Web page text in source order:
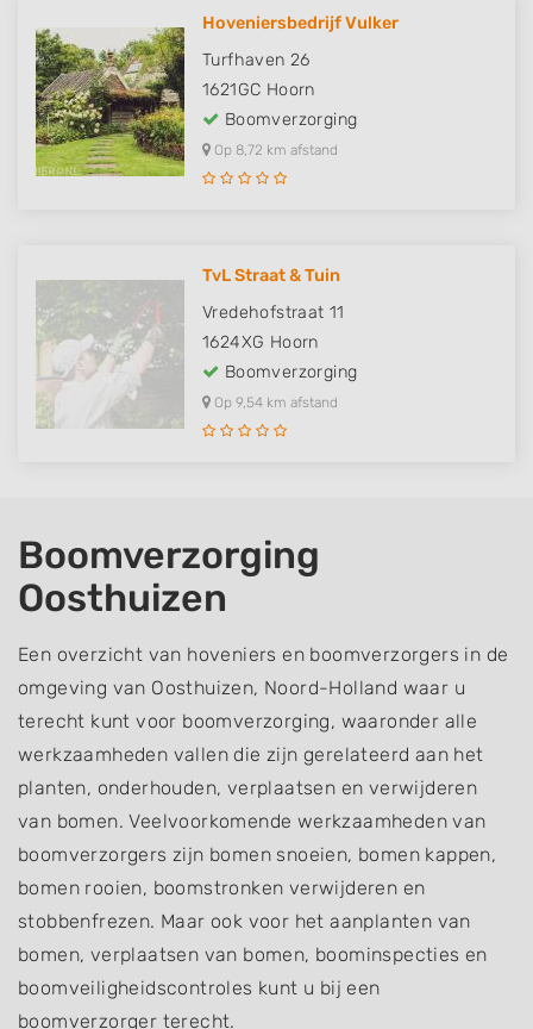
Hoveniersbedrijf Vulker
Turfhaven 26
1621GC Hoorn
Boomverzorging
Op 8,72 km afstand
TvL Straat & Tuin
Vredehofstraat 11
1624XG Hoorn
Boomverzorging
Op 9,54 km afstand
Boomverzorging
Oosthuizen
Een overzicht van hoveniers en boomverzorgers in de
omgeving van Oosthuizen, Noord-Holland waar u
terecht kunt voor boomverzorging, waaronder alle
werkzaamheden vallen die zijn gerelateerd aan het
planten, onderhouden, verplaatsen en verwijderen
van bomen. Veelvoorkomende werkzaamheden van
boomverzorgers zijn bomen snoeien, bomen kappen,
bomen rooien, boomstronken verwijderen en
stobbenfrezen. Maar ook voor het aanplanten van
bomen, verplaatsen van bomen, boominspecties en
boomveiligheidscontroles kunt u bij een
boomverzorger terecht.